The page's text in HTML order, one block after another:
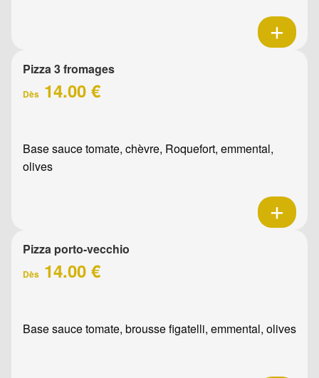
Pizza 3 fromages
Dès 14.00 €
Base sauce tomate, chèvre, Roquefort, emmental,
olives
Pizza porto-vecchio
Dès 14.00 €
Base sauce tomate, brousse figatelli, emmental, olives